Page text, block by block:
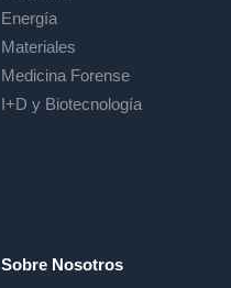
Energía
Materiales
Medicina Forense
I+D y Biotecnología
Sobre Nosotros